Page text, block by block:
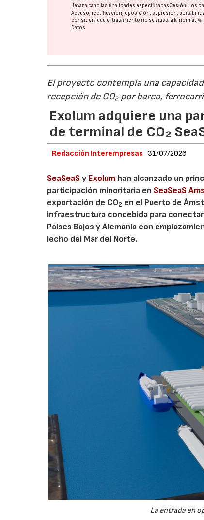
llevar a cabo las finalidades especificadasCesión: Los
Acceso, rectificación, oposición, supresión,
considera que el tratamiento no se ajusta a la
Datos
El proyecto contempla una
recepción de CO₂ por barco,
Exolum adquiere una
de terminal de CO₂
Redacción Interempresas 31/07/2026
SeaSeaSy Exolum han alcanzado un
participación minoritaria en SeaSeaS
exportación de CO2 en el Puerto de
infraestructura concebida para
Países Bajos y Alemania con
lecho del Mar del Norte.
La entrada en